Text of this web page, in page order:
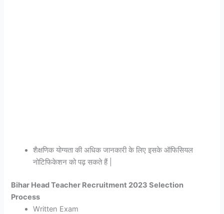
शैक्षणिक योग्यता की अधिक जानकारी के लिए इसके ऑफिसियल
नोटिफिकेशन को पढ़ सकते हैं |
Bihar Head Teacher Recruitment 2023 Selection
Process
Written Exam